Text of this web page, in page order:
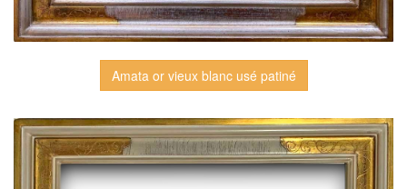
Amata or vieux blanc usé patiné